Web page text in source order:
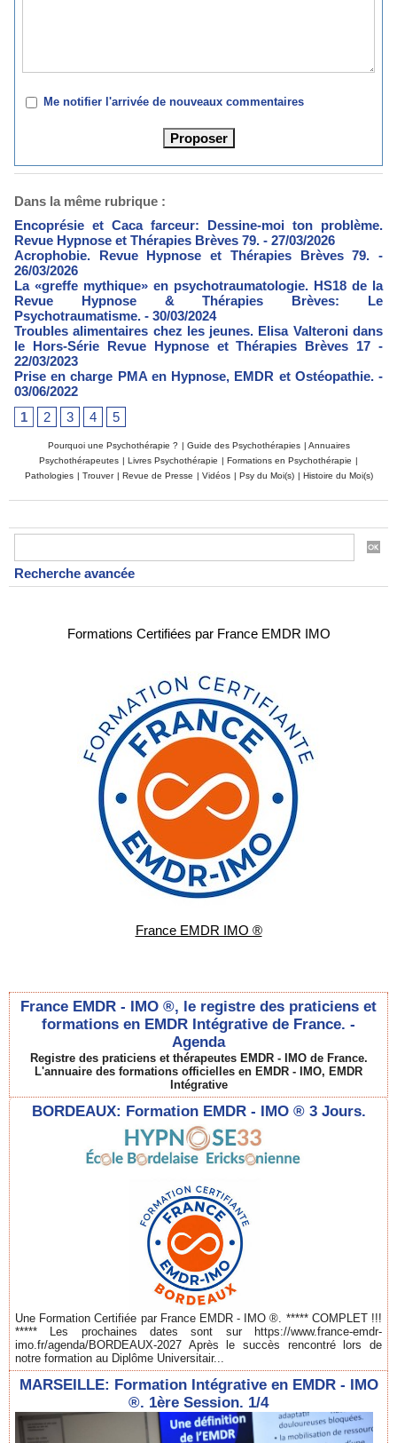
Recherche avancée
Formations Certifiées par France EMDR IMO
France EMDR IMO ®
France EMDR - IMO ®, le registre des praticiens et
formations en EMDR Intégrative de France. -
Agenda
Registre des praticiens et thérapeutes EMDR - IMO de France.
L'annuaire des formations officielles en EMDR - IMO, EMDR
Intégrative
BORDEAUX: Formation EMDR - IMO ® 3 Jours.
Une Formation Certifiée par France EMDR - IMO ®. ***** COMPLET !!!
***** Les prochaines dates sont sur https://www.france-emdr-
imo.fr/agenda/BORDEAUX-2027 Après le succès rencontré lors de
notre formation au Diplôme Universitair...
MARSEILLE: Formation Intégrative en EMDR - IMO
®. 1ère Session. 1/4
Me notifier l'arrivée de nouveaux commentaires
Dans la même rubrique :
Encoprésie et Caca farceur: Dessine-moi ton problème.
Revue Hypnose et Thérapies Brèves 79. - 27/03/2026
Acrophobie. Revue Hypnose et Thérapies Brèves 79. -
26/03/2026
La «greffe mythique» en psychotraumatologie. HS18 de la
Revue Hypnose & Thérapies Brèves: Le
Psychotraumatisme. - 30/03/2024
Troubles alimentaires chez les jeunes. Elisa Valteroni dans
le Hors-Série Revue Hypnose et Thérapies Brèves 17 -
22/03/2023
Prise en charge PMA en Hypnose, EMDR et Ostéopathie. -
03/06/2022
1
2 3 4 5
Pourquoi une Psychothérapie ? Guide des Psychothérapies
Annuaires
Psychothérapeutes
Livres Psychothérapie Formations en Psychothérapie
Pathologies
Trouver Revue de Presse Vidéos Psy du Moi(s) Histoire du Moi(s)